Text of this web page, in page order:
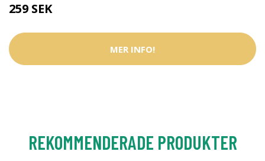
259 SEK
MER INFO!
REKOMMENDERADE PRODUKTER